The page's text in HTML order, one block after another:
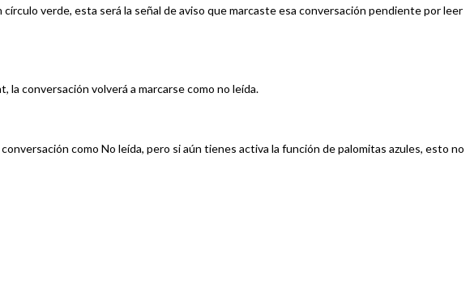
verde, esta será la señal de aviso que marcaste esa conversación pendiente por leer
la conversación volverá a marcarse como no leída.
como No leída, pero si aún tienes activa la función de palomitas azules, esto no